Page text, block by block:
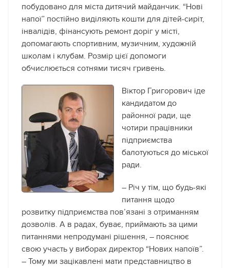
побудовано для міста дитячий майданчик. “Нові
напої” постійно виділяють кошти для дітей-сиріт,
інвалідів, фінансують ремонт доріг у місті,
допомагають спортивним, музичним, художній
школам і клубам. Розмір цієї допомоги
обчислюється сотнями тисяч гривень.
Віктор Григорович іде
кандидатом до
районної ради, ще
чотири працівники
підприємства
балотуються до міської
ради.
– Річ у тім, що будь-які
питання щодо
розвитку підприємства пов’язані з отриманням
дозволів. А в радах, буває, приймають за цими
питаннями непродумані рішення, – пояснює
свою участь у виборах директор “Нових напоїв”.
– Тому ми зацікавлені мати представництво в